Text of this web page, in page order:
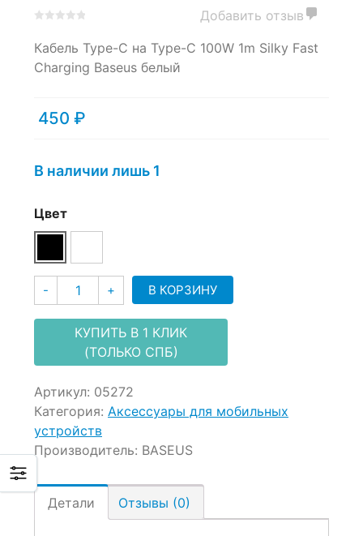
out
ratings
Добавить отзыв
Кабель Type-C на Type-C 100W 1m Silky Fast
Charging Baseus белый
450 ₽
В наличии лишь 1
Цвет
- Количество
+ В КОРЗИНУ
КУПИТЬ В 1 КЛИК
(ТОЛЬКО СПБ)
Артикул: 05272
Категория: Аксессуары для мобильных
устройств
Производитель: BASEUS
Детали Отзывы (0)